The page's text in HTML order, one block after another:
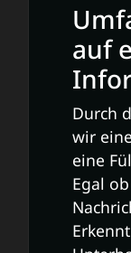
auf
Durch
wir
eine
Egal